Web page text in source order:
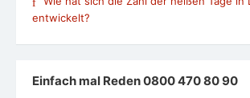
entwickelt?
Einfach mal Reden 0800 470 80 90